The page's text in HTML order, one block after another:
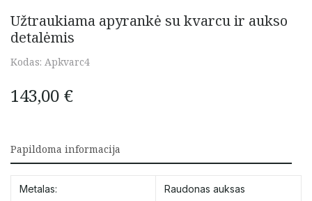
Užtraukiama apyrankė su kvarcu ir aukso
detalėmis
Kodas: Apkvarc4
143,00 €
Papildoma informacija
Metalas: Raudonas auksas